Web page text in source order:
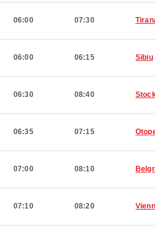
06:00 07:30
06:00 06:15 Sibiu
06:30 08:40
06:35 07:15
07:00 08:10
07:10 08:20